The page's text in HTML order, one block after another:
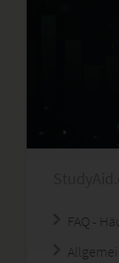
FAQ -